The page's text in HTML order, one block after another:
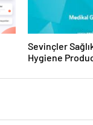
Sevinçler
Hygiene